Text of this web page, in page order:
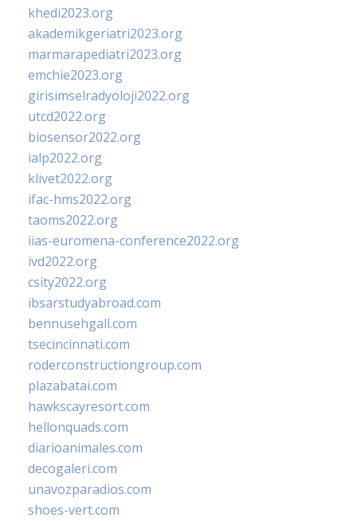
khedi2023.org
akademikgeriatri2023.org
marmarapediatri2023.org
emchie2023.org
girisimselradyoloji2022.org
utcd2022.org
biosensor2022.org
ialp2022.org
klivet2022.org
ifac-hms2022.org
taoms2022.org
iias-euromena-conference2022.org
ivd2022.org
csity2022.org
ibsarstudyabroad.com
bennusehgall.com
tsecincinnati.com
roderconstructiongroup.com
plazabatai.com
hawkscayresort.com
hellonquads.com
diarioanimales.com
decogaleri.com
unavozparadios.com
shoes-vert.com